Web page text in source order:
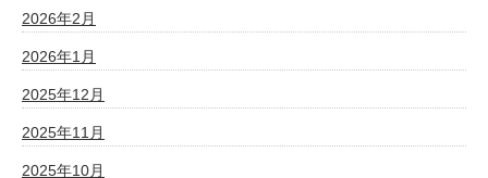
2026年2月
2026年1月
2025年12月
2025年11月
2025年10月